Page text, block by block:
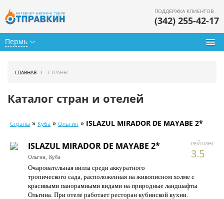
Пермь
ПОДДЕРЖКА КЛИЕНТОВ
(342) 255-42-17
Календарь туров
Цены дня
Страны
Как купить
ГЛАВНАЯ СТРАНЫ
Каталог стран и отелей
Страны » Куба » Ольгин » ISLAZUL MIRADOR DE MAYABE 2*
РЕЙТИНГ
3.5
ISLAZUL MIRADOR DE MAYABE 2*
Ольгин, Куба
Очаровательная вилла среди аккуратного
тропического сада, расположенная на живописном холме с
красивыми панорамными видами на природные ландшафты
Ольгина. При отеле работает ресторан кубинской кухни.